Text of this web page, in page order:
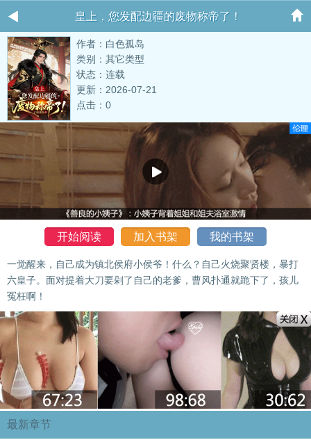
皇上，您发配边疆的废物称帝了！
作者：白色孤岛
类别：其它类型
状态：连载
更新：2026-07-21
点击：0
开始阅读 加入书架 我的书架
一觉醒来，自己成为镇北侯府小侯爷！什么？自己火烧聚贤楼，暴打
六皇子。面对提着大刀要剁了自己的老爹，曹风扑通就跪下了，孩儿
冤枉啊！
最新章节